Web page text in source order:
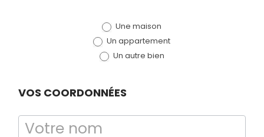
Une maison
Un appartement
Un autre bien
VOS COORDONNÉES